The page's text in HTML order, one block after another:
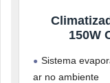
150W
Sistema
ar no ambiente